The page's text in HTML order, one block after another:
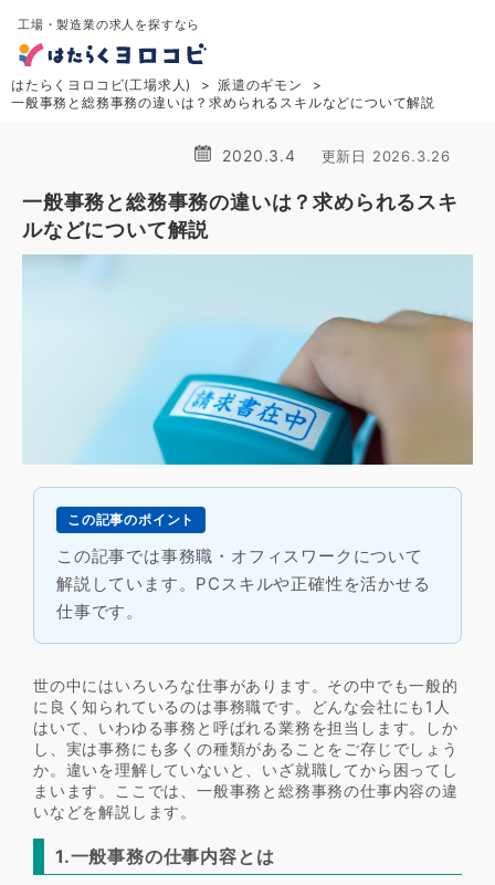
工場・製造業の求人を探すなら
はたらくヨロコビ(工場求人)
派遣のギモン
一般事務と総務事務の違いは？求められるスキルなどについて解説
2020.3.4 更新日 2026.3.26
一般事務と総務事務の違いは？求められるスキ
ルなどについて解説
この記事のポイント
この記事では事務職・オフィスワークについて
解説しています。PCスキルや正確性を活かせる
仕事です。
世の中にはいろいろな仕事があります。その中でも一般的
に良く知られているのは事務職です。どんな会社にも1人
はいて、いわゆる事務と呼ばれる業務を担当します。しか
し、実は事務にも多くの種類があることをご存じでしょう
か。違いを理解していないと、いざ就職してから困ってし
まいます。ここでは、一般事務と総務事務の仕事内容の違
いなどを解説します。
1.一般事務の仕事内容とは